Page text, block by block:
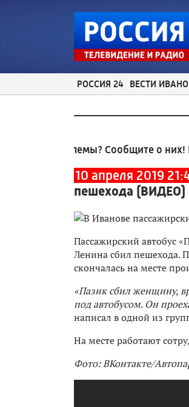
РОССИЯ 24 ВЕСТИ
проблемы? Сообщите о них!
10 апреля 2019
пешехода (ВИДЕО)
Пассажирский автобус
Ленина сбил пешехода.
скончалась на месте
«Пазик сбил женщину,
под автобусом. Он
написал в одной из
На месте работают
Фото: ВКонтакте/